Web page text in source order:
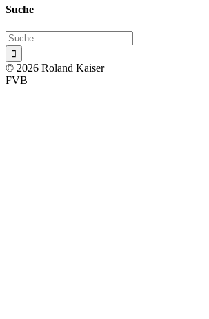
Suche

© 2026 Roland Kaiser
FVB